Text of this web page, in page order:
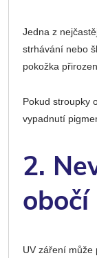
Jedna z
strhávání nebo
pokožka
Pokud stroupky
vypadnutí
2.
UV záření může